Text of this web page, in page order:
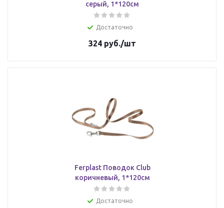
серый, 1*120см
Достаточно
324 руб./шт
Ferplast Поводок Club
коричневый, 1*120см
Достаточно